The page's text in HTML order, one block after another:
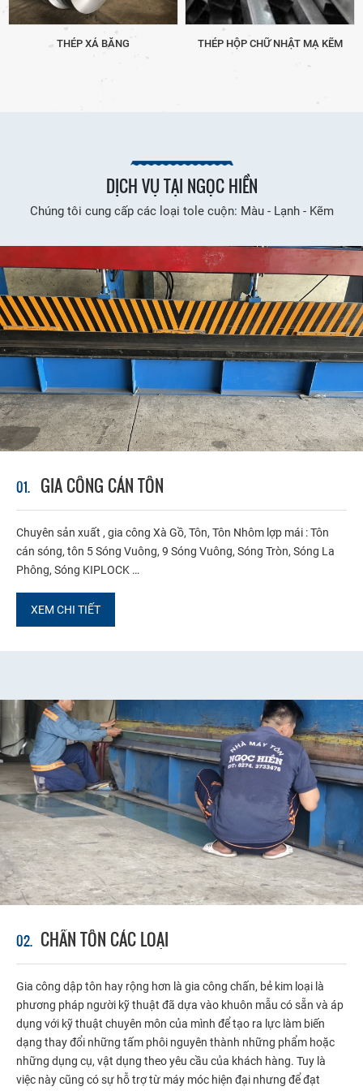
THÉP XẢ BĂNG THÉP HỘP CHỮ NHẬT MẠ KẼM
DỊCH VỤ TẠI NGỌC HIỀN
Chúng tôi cung cấp các loại tole cuộn: Màu - Lạnh - Kẽm
01. GIA CÔNG CÁN TÔN
Chuyên sản xuất , gia công Xà Gồ, Tôn, Tôn Nhôm lợp mái : Tôn
cán sóng, tôn 5 Sóng Vuông, 9 Sóng Vuông, Sóng Tròn, Sóng La
Phông, Sóng KIPLOCK …
XEM CHI TIẾT
02. CHẤN TÔN CÁC LOẠI
Gia công dập tôn hay rộng hơn là gia công chấn, bẻ kim loại là
phương pháp người kỹ thuật đã dựa vào khuôn mẫu có sẵn và áp
dụng với kỹ thuật chuyên môn của mình để tạo ra lực làm biến
dạng thay đổi những tấm phôi nguyên thành những phẩm hoặc
những dụng cụ, vật dụng theo yêu cầu của khách hàng. Tuy là
việc này cũng có sự hỗ trợ từ máy móc hiện đại nhưng để đạt
THÔNG BÁO LỊCH NGHỈ LỄ 30/4 – 1/5
Công ty xin thông báo lịch nghỉ lễ 30/4 –
1/5 đến Quý khách hàng
NHÀ MÁY TÔN NGỌC HIỀN NHẬP MÁY PHUN